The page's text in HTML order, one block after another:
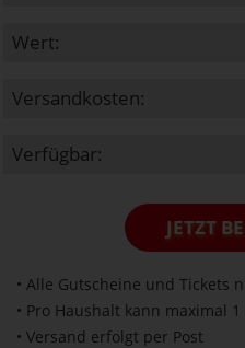
Wert:
Versandkosten:
Verfügbar:
JETZT
• Alle Gutscheine und Tickets
• Pro Haushalt kann maximal
• Versand erfolgt per Post